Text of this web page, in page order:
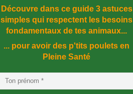
Découvre dans ce guide 3 astuces
simples qui respectent les besoins
fondamentaux de tes animaux...
... pour avoir des p'tits poulets en
Pleine Santé